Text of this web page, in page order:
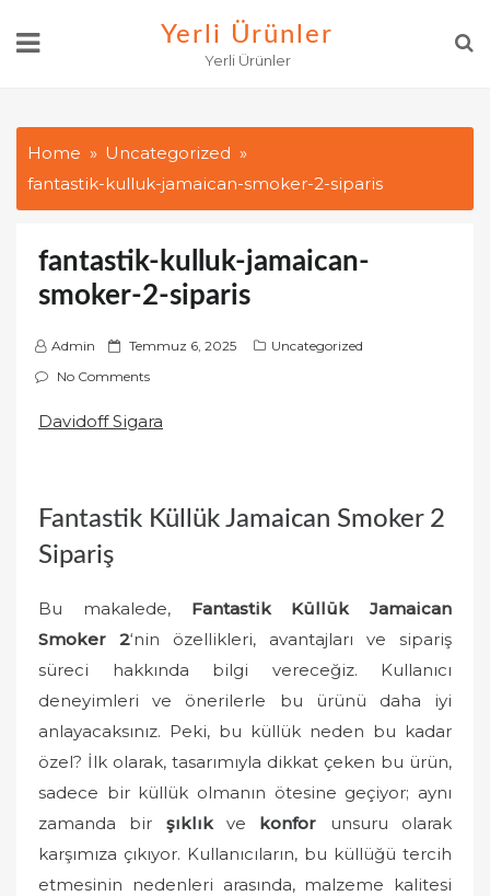
Yerli Ürünler
Yerli Ürünler
Home
Uncategorized
fantastik-kulluk-jamaican-smoker-2-siparis
fantastik-kulluk-jamaican-
smoker-2-siparis
Admin
P
o
t
n
Temmuz 6, 2025
Uncategorized
No Comments
Davidoff Sigara
Fantastik Küllük Jamaican Smoker 2
Sipariş
Bu makalede, Fantastik Küllük Jamaican
Smoker 2‘nin özellikleri, avantajları ve sipariş
süreci hakkında bilgi vereceğiz. Kullanıcı
deneyimleri ve önerilerle bu ürünü daha iyi
anlayacaksınız. Peki, bu küllük neden bu kadar
özel? İlk olarak, tasarımıyla dikkat çeken bu ürün,
sadece bir küllük olmanın ötesine geçiyor; aynı
zamanda bir şıklıkve konfor unsuru olarak
karşımıza çıkıyor. Kullanıcıların, bu küllüğü tercih
etmesinin nedenleri arasında, malzeme kalitesi